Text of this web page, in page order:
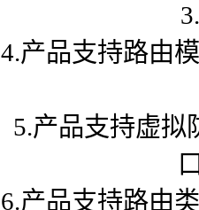
4.产品支持路由
5.产品支持虚拟
6.产品支持路由